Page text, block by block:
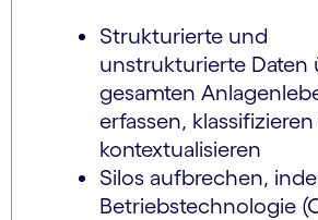
Strukturierte und
unstrukturierte Daten
gesamten
erfassen,
kontextualisieren
Silos aufbrechen,
Betriebstechnologie